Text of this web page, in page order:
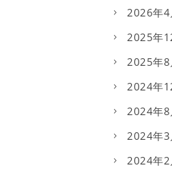
2026年4
2025年
2025年8
2024年
2024年8
2024年3
2024年2